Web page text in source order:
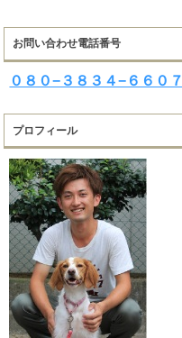
お問い合わせ電話番号
０８０−３８３４−６６０７
プロフィール